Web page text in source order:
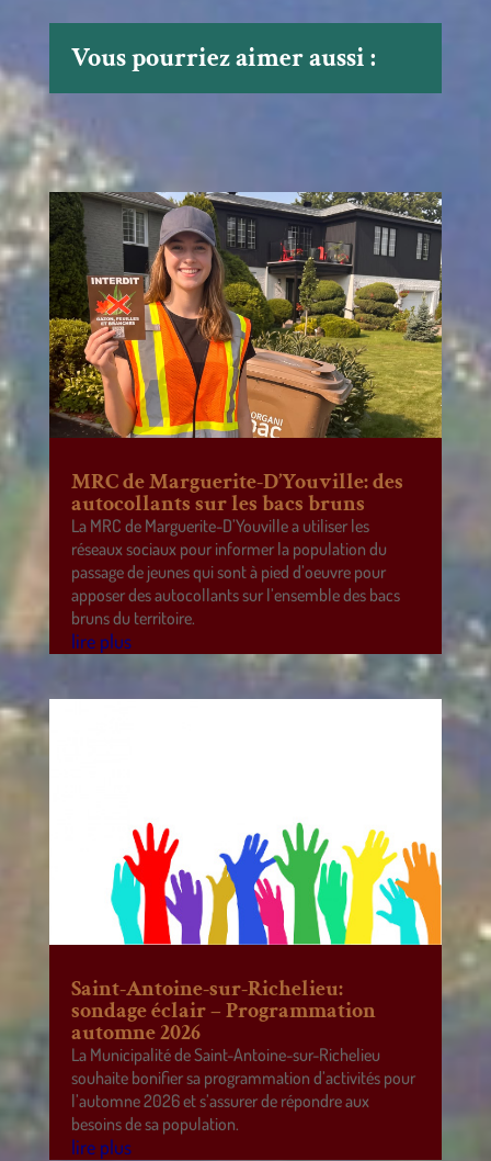
Vous pourriez aimer aussi :
MRC de Marguerite-D’Youville: des
autocollants sur les bacs bruns
La MRC de Marguerite-D’Youville a utiliser les
réseaux sociaux pour informer la population du
passage de jeunes qui sont à pied d’oeuvre pour
apposer des autocollants sur l’ensemble des bacs
bruns du territoire.
lire plus
Saint-Antoine-sur-Richelieu:
sondage éclair – Programmation
automne 2026
La Municipalité de Saint-Antoine-sur-Richelieu
souhaite bonifier sa programmation d’activités pour
l’automne 2026 et s’assurer de répondre aux
besoins de sa population.
lire plus